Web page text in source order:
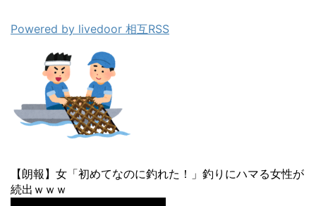
Powered by livedoor 相互RSS
【朗報】女「初めてなのに釣れた！」釣りにハマる女性が
続出ｗｗｗ